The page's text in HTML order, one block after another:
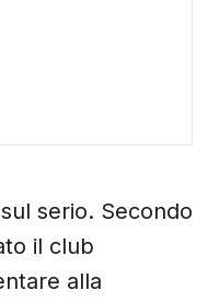
serio. Secondo
il club
alla